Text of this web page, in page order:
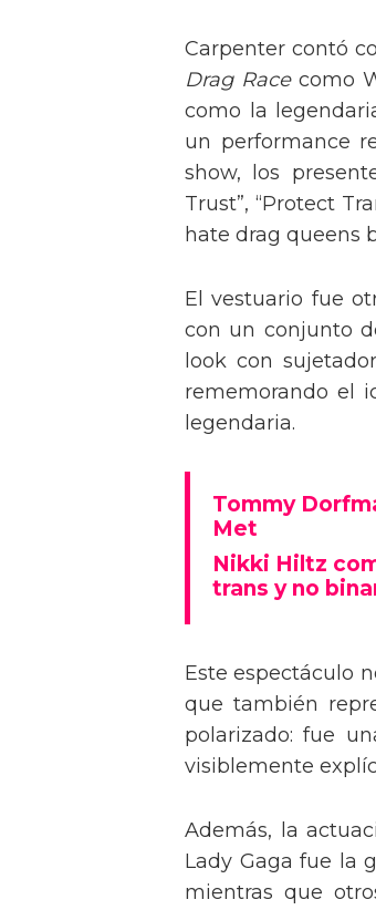
Carpenter contó
Drag Racecomo
como la
un performance
show, los
Trust”, “Protect
hate drag queens
El vestuario fue
con un conjunto
look con
rememorando el
legendaria.
Tommy
Met
Nikki Hiltz
trans y no
Este espectáculo
que también
polarizado: fue
visiblemente
Además, la
Lady Gaga fue la
mientras que